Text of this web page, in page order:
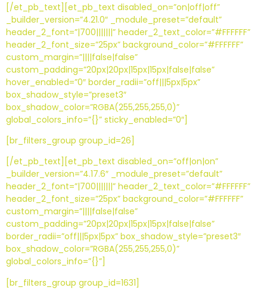
[/et_pb_text][et_pb_text disabled_on=”on|off|off”
_builder_version=”4.21.0″ _module_preset=”default”
header_2_font=”|700|||||||” header_2_text_color=”#FFFFFF”
header_2_font_size=”25px” background_color=”#FFFFFF”
custom_margin=”||||false|false”
custom_padding=”20px|20px|15px|15px|false|false”
hover_enabled=”0″ border_radii=”off|||5px|5px”
box_shadow_style=”preset3″
box_shadow_color=”RGBA(255,255,255,0)”
global_colors_info=”{}” sticky_enabled=”0″]
[br_filters_group group_id=26]
[/et_pb_text][et_pb_text disabled_on=”off|on|on”
_builder_version=”4.17.6″ _module_preset=”default”
header_2_font=”|700|||||||” header_2_text_color=”#FFFFFF”
header_2_font_size=”25px” background_color=”#FFFFFF”
custom_margin=”||||false|false”
custom_padding=”20px|20px|15px|15px|false|false”
border_radii=”off|||5px|5px” box_shadow_style=”preset3″
box_shadow_color=”RGBA(255,255,255,0)”
global_colors_info=”{}”]
[br_filters_group group_id=1631]